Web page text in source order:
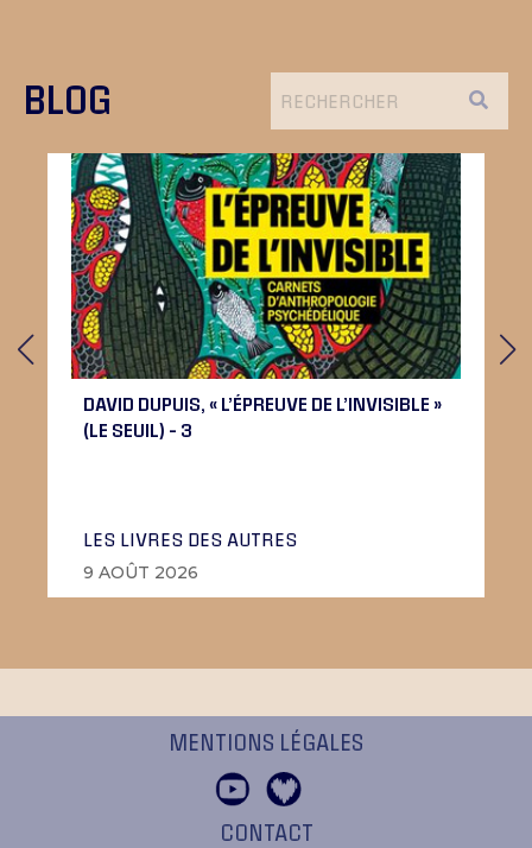
BLOG
DAVID DUPUIS, « L’ÉPREUVE DE L’INVISIBLE »
(LE SEUIL) – 3
LES LIVRES DES AUTRES
9 AOÛT 2026
MENTIONS LÉGALES
CONTACT